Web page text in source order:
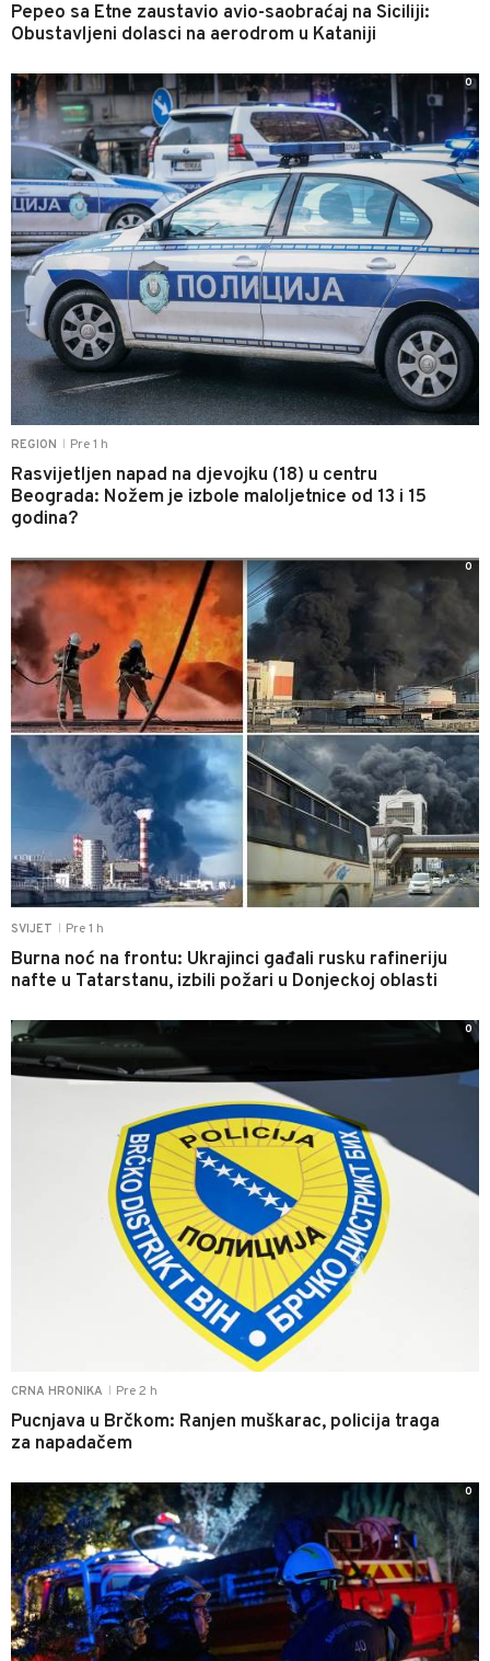
Pepeo sa Etne zaustavio avio-saobraćaj na Siciliji:
Obustavljeni dolasci na aerodrom u Kataniji
REGION Pre 1 h
Rasvijetljen napad na djevojku (18) u centru
Beograda: Nožem je izbole maloljetnice od 13 i 15
godina?
0
SVIJET Pre 1 h
Burna noć na frontu: Ukrajinci gađali rusku rafineriju
nafte u Tatarstanu, izbili požari u Donjeckoj oblasti
0
CRNA HRONIKA Pre 2 h
Pucnjava u Brčkom: Ranjen muškarac, policija traga
za napadačem
0
0